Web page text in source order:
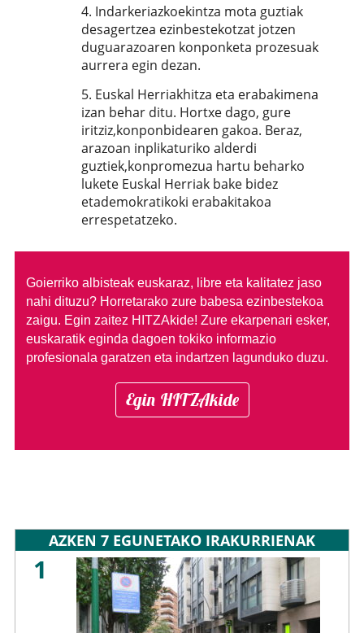
4. Indarkeriazkoekintza mota guztiak
desagertzea ezinbestekotzat jotzen
duguarazoaren konponketa prozesuak
aurrera egin dezan.
5. Euskal Herriakhitza eta erabakimena
izan behar ditu. Hortxe dago, gure
iritziz,konponbidearen gakoa. Beraz,
arazoan inplikaturiko alderdi
guztiek,konpromezua hartu beharko
lukete Euskal Herriak bake bidez
etademokratikoki erabakitakoa
errespetatzeko.
Goierriko albisteak euskaraz, libre eta kalitatez jaso
nahi dituzu? Horretarako zure babesa ezinbestekoa
zaigu. Egin zaitez HITZAkide! Zure ekarpenari esker,
euskaratik eginda dagoen tokiko informazio
profesionala garatzen eta indartzen lagunduko duzu.
Egin HITZAkide
AZKEN 7 EGUNETAKO IRAKURRIENAK
1